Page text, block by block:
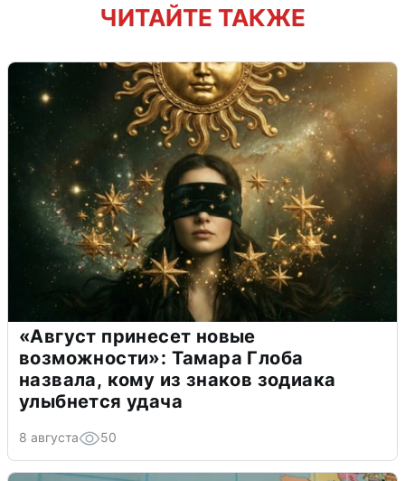
ЧИТАЙТЕ ТАКЖЕ
«Август принесет новые
возможности»: Тамара Глоба
назвала, кому из знаков зодиака
улыбнется удача
8 августа 50